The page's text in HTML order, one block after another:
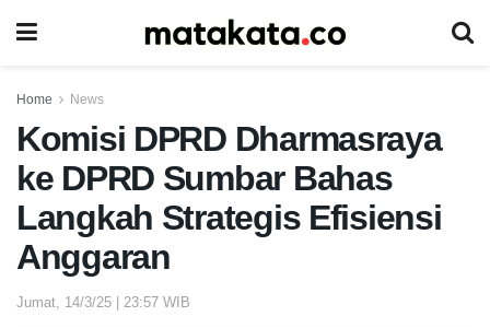
Home News
Komisi DPRD Dharmasraya
ke DPRD Sumbar Bahas
Langkah Strategis Efisiensi
Anggaran
Jumat, 14/3/25 | 23:57 WIB